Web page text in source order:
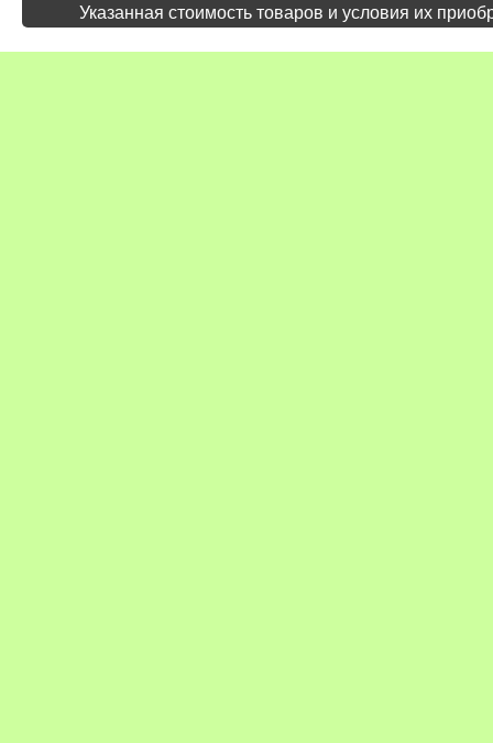
Указанная стоимость товаров и условия их